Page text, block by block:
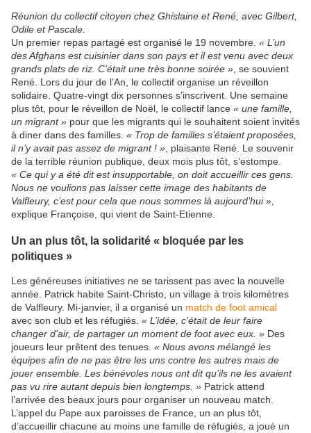
Réunion du collectif citoyen chez Ghislaine et René, avec Gilbert,
Odile et Pascale.
Un premier repas partagé est organisé le 19 novembre. « L’un
des Afghans est cuisinier dans son pays et il est venu avec deux
grands plats de riz. C’était une très bonne soirée », se souvient
René. Lors du jour de l’An, le collectif organise un réveillon
solidaire. Quatre-vingt dix personnes s’inscrivent. Une semaine
plus tôt, pour le réveillon de Noël, le collectif lance « une famille,
un migrant » pour que les migrants qui le souhaitent soient invités
à diner dans des familles. « Trop de familles s’étaient proposées,
il n’y avait pas assez de migrant ! », plaisante René. Le souvenir
de la terrible réunion publique, deux mois plus tôt, s’estompe.
« Ce qui y a été dit est insupportable, on doit accueillir ces gens.
Nous ne voulions pas laisser cette image des habitants de
Valfleury, c’est pour cela que nous sommes là aujourd’hui »,
explique Françoise, qui vient de Saint-Etienne.
Un an plus tôt, la solidarité « bloquée par les
politiques »
Les généreuses initiatives ne se tarissent pas avec la nouvelle
année. Patrick habite Saint-Christo, un village à trois kilomètres
de Valfleury. Mi-janvier, il a organisé un match de foot amical
avec son club et les réfugiés. « L’idée, c’était de leur faire
changer d’air, de partager un moment de foot avec eux. » Des
joueurs leur prêtent des tenues. « Nous avons mélangé les
équipes afin de ne pas être les uns contre les autres mais de
jouer ensemble. Les bénévoles nous ont dit qu’ils ne les avaient
pas vu rire autant depuis bien longtemps. » Patrick attend
l’arrivée des beaux jours pour organiser un nouveau match.
L’appel du Pape aux paroisses de France, un an plus tôt,
d’accueillir chacune au moins une famille de réfugiés, a joué un